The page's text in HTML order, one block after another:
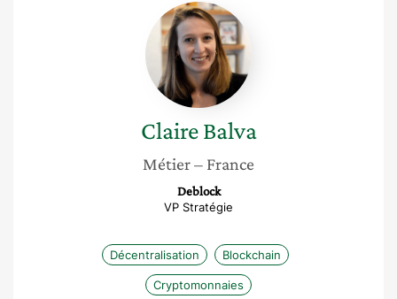
Claire
Balva
Claire Balva
Métier– France
Deblock
VP Stratégie
Décentralisation Blockchain
Cryptomonnaies